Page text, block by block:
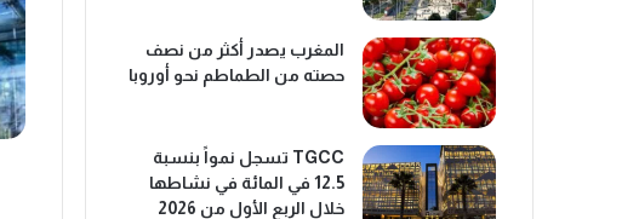
م
ا
ج
س
ن
ل
المغرب يصدر أكثر من نصف
حصته من الطماطم نحو أوروبا
TGCC تسجل نمواً بنسبة
12.5 في المائة في نشاطها
خلال الربع الأول من 2026